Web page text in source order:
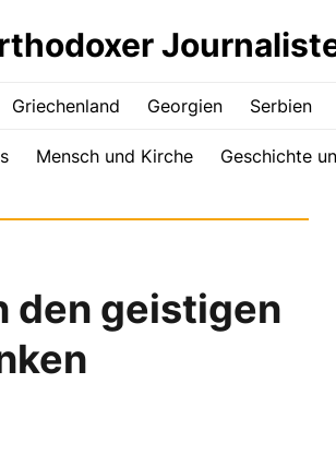
Griechenland Georgien Serbien
Mensch und Kirche Geschichte
den geistigen